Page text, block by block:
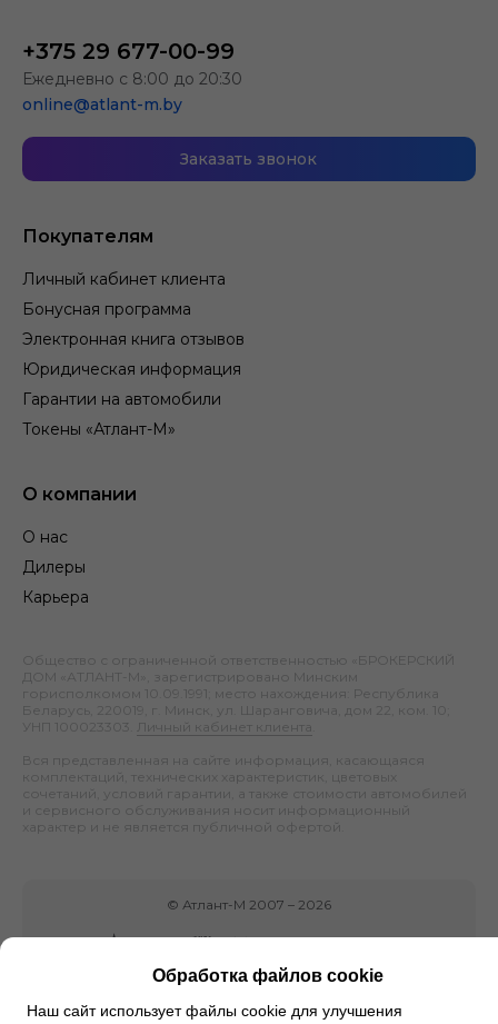
Покупателям
Личный кабинет клиента
Бонусная программа
Электронная книга отзывов
Юридическая информация
Гарантии на автомобили
Токены «Атлант-М»
О компании
О нас
Дилеры
Карьера
+375 29 677-00-99
Ежедневно с 8:00 до 20:30
online@atlant-m.by
Заказать звонок
Общество с ограниченной ответственностью «БРОКЕРСКИЙ
ДОМ «АТЛАНТ-М», зарегистрировано Минским
горисполкомом 10.09.1991; место нахождения: Республика
Беларусь, 220019, г. Минск, ул. Шаранговича, дом 22, ком. 10;
УНП 100023303.
Личный кабинет клиента
Вся представленная на сайте информация, касающаяся
комплектаций, технических характеристик, цветовых
сочетаний, условий гарантии, а также стоимости автомобилей
и сервисного обслуживания носит информационный
характер и не является публичной офертой.
© Атлант-М 2007 – 2026
Обработка файлов cookie
Наш сайт использует файлы cookie для улучшения